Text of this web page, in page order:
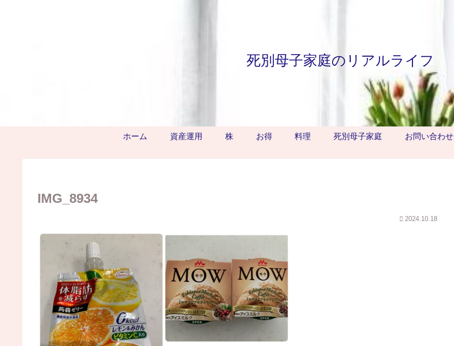
死別母子家庭のリアルライフ
ホーム 資産運用 株 お得 料理 死別母子家庭 お問い合わせ
IMG_8934
2024.10.18